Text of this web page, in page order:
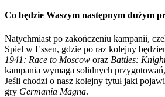
Co będzie Waszym następnym dużym
Natychmiast po zakończeniu kampanii,
Spiel w Essen, gdzie po raz kolejny
1941: Race to Moscow oraz Battles:
kampania wymaga solidnych
Jeśli chodzi o nasz kolejny tytuł jaki
gry Germania Magna.